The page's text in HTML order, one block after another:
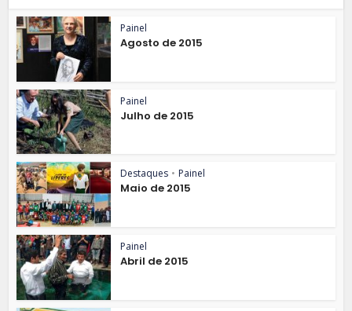
Painel
Agosto de 2015
Painel
Julho de 2015
Destaques • Painel
Maio de 2015
Painel
Abril de 2015